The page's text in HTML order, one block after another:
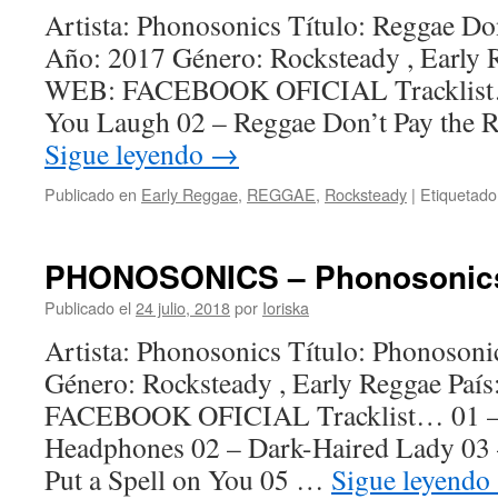
Artista: Phonosonics Título: Reggae
Año: 2017 Género: Rocksteady , Early
WEB: FACEBOOK OFICIAL
You Laugh 02 – Reggae Don’t Pay the
Sigue leyendo →
Publicado en Early Reggae, REGGAE, Rocksteady | Etiquetado
PHONOSONICS –
Publicado el 24 julio, 2018por Ioriska
Artista: Phonosonics Título:
Género: Rocksteady , Early Reggae
FACEBOOK OFICIAL Tracklist… 01
Headphones 02 – Dark-Haired Lady
Put a Spell on You 05 … Sigue leyendo